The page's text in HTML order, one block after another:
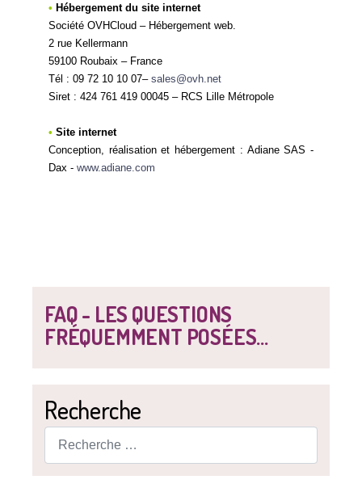
FAQ - LES QUESTIONS
FRÉQUEMMENT POSÉES...
Recherche
• Hébergement du site internet
Société OVHCloud – Hébergement web.
2 rue Kellermann
59100 Roubaix – France
Tél : 09 72 10 10 07– sales@ovh.net
Siret : 424 761 419 00045 – RCS Lille Métropole
• Site internet
Conception, réalisation et hébergement : Adiane SAS -
Dax - www.adiane.com